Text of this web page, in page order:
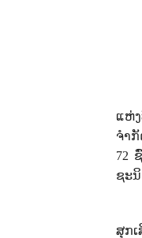
ແຫ່
ຈຳ
72
ຊະ
ສຸກ